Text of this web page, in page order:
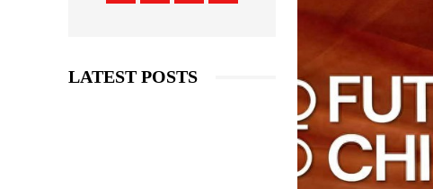
LATEST POSTS